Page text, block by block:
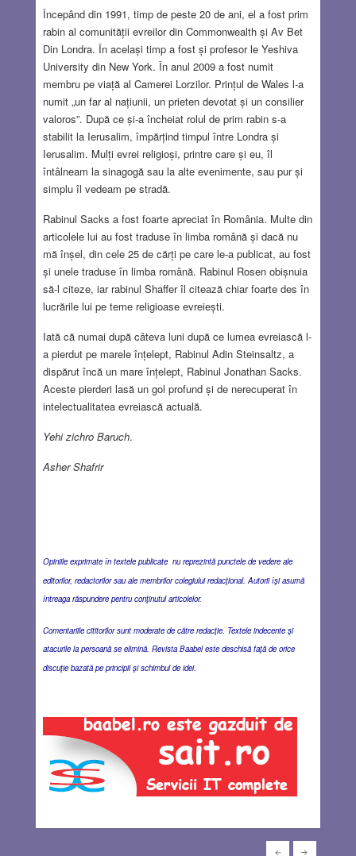
Începând din 1991, timp de peste 20 de ani, el a fost prim
rabin al comunității evreilor din Commonwealth și Av Bet
Din Londra. În același timp a fost și profesor le Yeshiva
University din New York. În anul 2009 a fost numit
membru pe viață al Camerei Lorzilor. Prințul de Wales l-a
numit „un far al națiunii, un prieten devotat și un consilier
valoros”. După ce și-a încheiat rolul de prim rabin s-a
stabilit la Ierusalim, împărțind timpul între Londra și
Ierusalim. Mulți evrei religioși, printre care și eu, îl
întâlneam la sinagogă sau la alte evenimente, sau pur și
simplu îl vedeam pe stradă.
Rabinul Sacks a fost foarte apreciat în România. Multe din
articolele lui au fost traduse în limba română și dacă nu
mă înșel, din cele 25 de cărți pe care le-a publicat, au fost
și unele traduse în limba română. Rabinul Rosen obișnuia
să-l citeze, iar rabinul Shaffer îl citează chiar foarte des în
lucrările lui pe teme religioase evreiești.
Iată că numai după câteva luni după ce lumea evreiască l-
a pierdut pe marele înțelept, Rabinul Adin Steinsaltz, a
dispărut încă un mare înțelept, Rabinul Jonathan Sacks.
Aceste pierderi lasă un gol profund și de nerecuperat în
intelectualitatea evreiască actuală.
Yehi zichro Baruch.
Asher Shafrir
Opiniile exprimate în textele publicate nu reprezintă punctele de vedere ale
editorilor, redactorilor sau ale membrilor colegiului redacţional. Autorii îşi asumă
întreaga răspundere pentru conţinutul articolelor.
Comentariile cititorilor sunt moderate de către redacţie. Textele indecente şi
atacurile la persoană se elimină. Revista Baabel este deschisă faţă de orice
discuţie bazată pe principii şi schimbul de idei.